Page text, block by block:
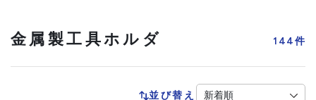
金属製工具ホルダ 144件
並び替え